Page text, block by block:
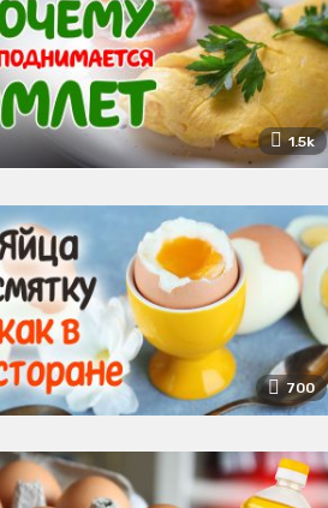
1.5k
700